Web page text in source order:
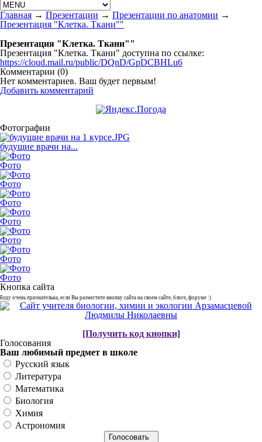
Главная → Презентации → Презентации по анатомии →
Презентация "Клетка. Ткани""
Презентация "Клетка. Ткани""
Презентация "Клетка. Ткани" доступна по ссылке:
https://cloud.mail.ru/public/DQnD/GpDCBHLu6
Комментарии (0)
Нет комментариев. Ваш будет первым!
Добавить комментарий
Фотографии
будущие врачи на...
Фото
Фото
Фото
Фото
Фото
Фото
Фото
Кнопка сайта
Буду очень признательна, если Вы разместите кнопку сайта на своем сайте, блоге, форуме :)
[Получить код кнопки]
Голосования
Ваш любимый предмет в школе
Русский язык
Литература
Математика
Биология
Химия
Астрономия